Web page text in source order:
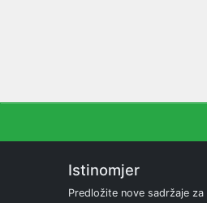
Istinomjer
Predložite nove sadržaje za